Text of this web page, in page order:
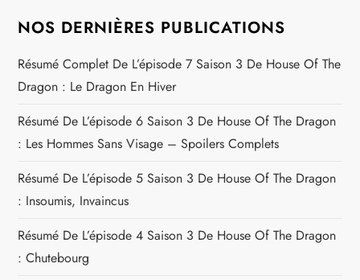
NOS DERNIÈRES PUBLICATIONS
Résumé Complet De L’épisode 7 Saison 3 De House Of The
Dragon : Le Dragon En Hiver
Résumé De L’épisode 6 Saison 3 De House Of The Dragon
: Les Hommes Sans Visage – Spoilers Complets
Résumé De L’épisode 5 Saison 3 De House Of The Dragon
: Insoumis, Invaincus
Résumé De L’épisode 4 Saison 3 De House Of The Dragon
: Chutebourg